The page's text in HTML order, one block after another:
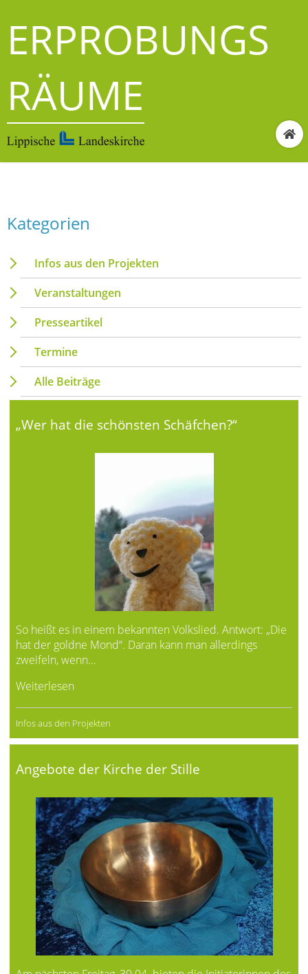
ERPROBUNGS
RÄUME
Kategorien
Infos aus den Projekten
Veranstaltungen
Presseartikel
Termine
Alle Beiträge
„Wer hat die schönsten Schäfchen?“
So heißt es in einem bekannten Volkslied. Antwort: „Die
hat der goldne Mond“. Daran kann man allerdings
zweifeln, wenn…
Weiterlesen
Infos aus den Projekten
Angebote der Kirche der Stille